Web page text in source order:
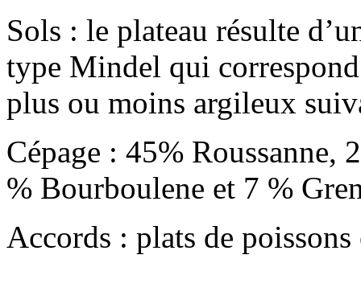
Sols : le plateau résulte
type Mindel qui
plus ou moins argileux
Cépage : 45%
% Bourboulene et 7 %
Accords : plats de